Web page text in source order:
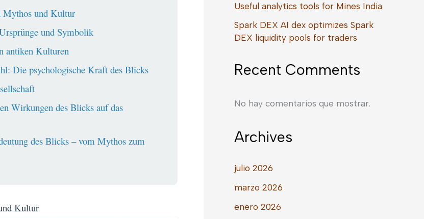
Mythos und Kultur
und Symbolik
antiken Kulturen
Die psychologische Kraft des Blicks
Wirkungen des Blicks auf das
des Blicks – vom Mythos zum
Kultur
Useful analytics tools for Mines India
Spark DEX AI dex optimizes Spark
DEX liquidity pools for traders
Recent Comments
No hay comentarios que mostrar.
Archives
julio 2026
marzo 2026
enero 2026